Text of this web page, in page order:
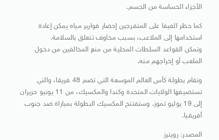
⁠الأجزاء الحساسة من الجسم.
كما حظر الفيفا على المتفرجين إحضار قوارير مياه يمكن إعادة ​
استخدامها إلى الملاعب، بسبب مخاوف تتعلق بالسلامة.
وتمكن ​القواعد ⁠السلطات المحلية من منع المخالفين من دخول
الملعب أو إخراجهم منه.
وتقام بطولة كأس العالم الموسعة التي تضم ⁠48 فريقا، ​والتي
تستضيفها الولايات المتحدة وكندا ​والمكسيك، من 11 يونيو حزيران
إلى 19 يوليو تموز. وستفتتح المكسيك ​البطولة بمباراة ضد جنوب
أفريقيا.
المصدر: رويترز